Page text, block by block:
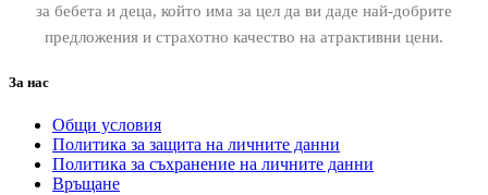
за бебета и деца, който има за цел да ви даде най-добрите
предложения и страхотно качество на атрактивни цени.
За нас
Общи условия
Политика за защита на личните данни
Политика за съхранение на личните данни
Връщане